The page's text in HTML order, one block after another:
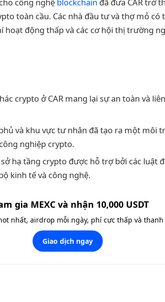
toàn cầu. Các nhà đầu tư và thợ mỏ
hoạt động thấp và các cơ hội thị trường
crypto ở CAR mang lại sự an toàn và
và khu vực tư nhân đã tạo ra một môi
nghiệp crypto.
hạ tầng crypto được hỗ trợ bởi các luật
kinh tế và công nghệ.
gia MEXC và nhận 10,000 USDT
nhất, airdrop mỗi ngày, phí cực thấp và
Giao dịch ngay